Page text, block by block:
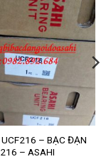
UCF216 – BẠC ĐẠN
– ASAHI